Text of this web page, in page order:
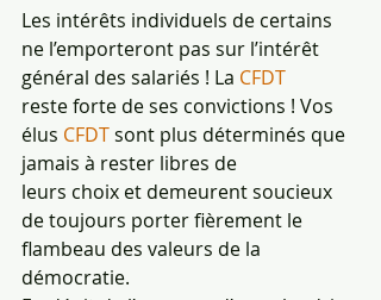
Les intérêts individuels de certains
ne l’emporteront pas sur l’intérêt
général des salariés ! La CFDT
reste forte de ses convictions ! Vos
élus CFDT sont plus déterminés que
jamais à rester libres de
leurs choix et demeurent soucieux
de toujours porter fièrement le
flambeau des valeurs de la
démocratie.